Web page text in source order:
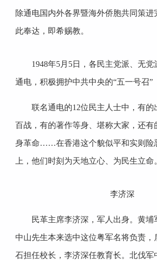
除通电国内外各界暨海外侨胞共同策进
此奉达，即希赐教。
1948年5月5日，各民主党派、无党
通电，积极拥护中共中央的“五一号召”
联名通电的12位民主人士中，有的
百战，有的著作等身、堪称大家，还有
身革命……在香港这个貌似平和实则险
上，他们时刻为天地立心、为民生立命
李济深
民革主席李济深，军人出身。黄埔
中山先生本来选中这位粤军名将负责，
石担任校长，李济深任教育长。北伐军